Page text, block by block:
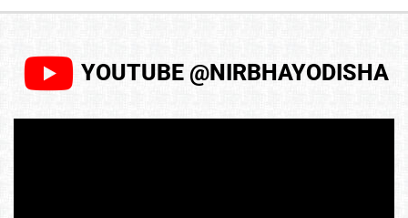
YOUTUBE @NIRBHAYODISHA